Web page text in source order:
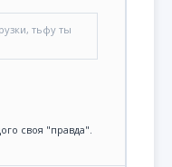
тьфу ты
своя "правда".